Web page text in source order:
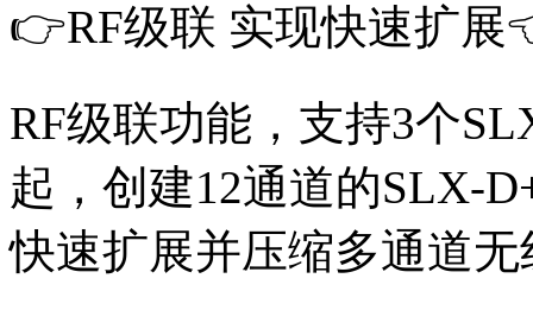
👉RF级联 实现快速扩展
RF级联功能，支持3个
起，创建12通道的SLX-
快速扩展并压缩多通道